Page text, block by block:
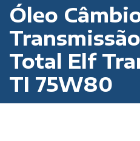
Óleo
Total Elf
TI 75W80